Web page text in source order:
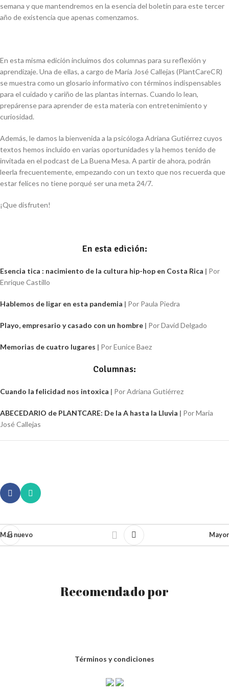
semana y que mantendremos en la esencia del boletín para este tercer
año de existencia que apenas comenzamos.
En esta misma edición incluimos dos columnas para su reflexión y
aprendizaje. Una de ellas, a cargo de María José Callejas (PlantCareCR)
se muestra como un glosario informativo con términos indispensables
para el cuidado y cariño de las plantas internas. Cuando lo lean,
prepárense para aprender de esta materia con entretenimiento y
curiosidad.
Además, le damos la bienvenida a la psicóloga Adriana Gutiérrez cuyos
textos hemos incluido en varias oportunidades y la hemos tenido de
invitada en el podcast de La Buena Mesa. A partir de ahora, podrán
leerla frecuentemente, empezando con un texto que nos recuerda que
estar felices no tiene porqué ser una meta 24/7.
¡Que disfruten!
En esta edición:
Esencia tica : nacimiento de la cultura hip-hop en Costa Rica | Por
Enrique Castillo
Hablemos de ligar en esta pandemia | Por Paula Piedra
Playo, empresario y casado con un hombre | Por David Delgado
Memorias de cuatro lugares | Por Eunice Baez
Columnas:
Cuando la felicidad nos intoxica | PorAdriana Gutiérrez
ABECEDARIO de PLANTCARE: De la A hasta la Lluvia | Por Maria
José Callejas
Más nuevo Mayor
Recomendado por
Términos y condiciones